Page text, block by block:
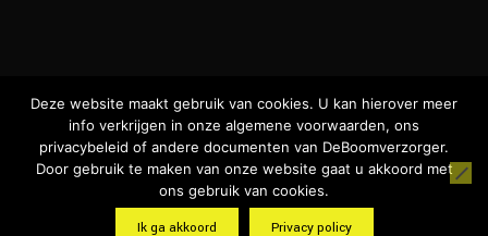
website laten maken
Deze website maakt gebruik van cookies. U kan hierover meer
info verkrijgen in onze algemene voorwaarden, ons
privacybeleid of andere documenten van DeBoomverzorger.
Door gebruik te maken van onze website gaat u akkoord met
ons gebruik van cookies.
Ik ga akkoord Privacy policy